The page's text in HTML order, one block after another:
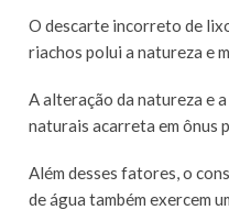
O descarte incorreto de
riachos polui a natureza e
A alteração da natureza e
naturais acarreta em ônus
Além desses fatores, o
de água também exercem